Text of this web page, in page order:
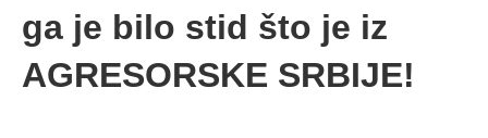
ga je bilo stid što je iz
AGRESORSKE SRBIJE!